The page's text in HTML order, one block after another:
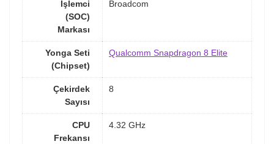
İşlemci
(SOC)
Markası
Broadcom
Yonga Seti
(Chipset)
Qualcomm Snapdragon 8 Elite
Çekirdek
Sayısı
8
CPU
Frekansı
4.32 GHz